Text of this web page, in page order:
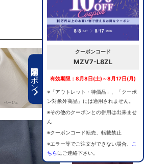
期間限定クーポン
クーポンコード
MZV7-L8ZL
有効期限：8月8日(土)～8月17日(月)
※「アウトレット・特価品」、「クーポ
ン対象外商品」には適用されません。
※その他のクーポンとの併用は出来ませ
ん
※クーポンコード転売、転載禁止
※エラー等でご注文ができない場合、
こ
ちらにご連絡下さい。